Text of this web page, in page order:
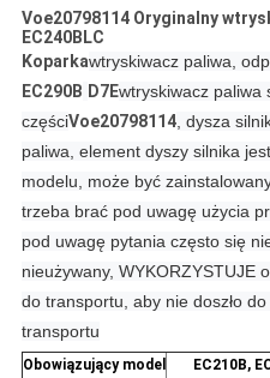
Voe20798114 Oryginalny
EC240BLC
Koparkawtryskiwacz paliwa,
EC290B D7Ewtryskiwacz paliwa
częściVoe20798114, dysza
paliwa, element dyszy silnika
modelu, może być
trzeba brać pod uwagę użycia
pod uwagę pytania często się
nieużywany, WYKORZYSTUJE
do transportu, aby nie doszło
transportu
Obowiązujący model
EC210B,